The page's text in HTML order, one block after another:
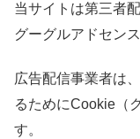
当サイトは第三者
グーグルアドセン
広告配信事業者は
るためにCookie（
す。